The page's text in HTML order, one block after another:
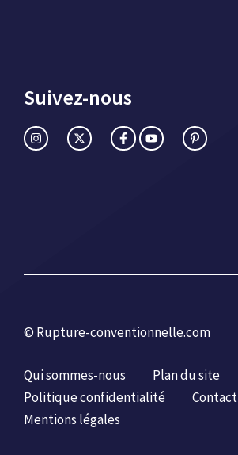
Suivez-nous
© Rupture-conventionnelle.com
Qui sommes-nous Plan du site
Politique confidentialité
Contact
Mentions légales